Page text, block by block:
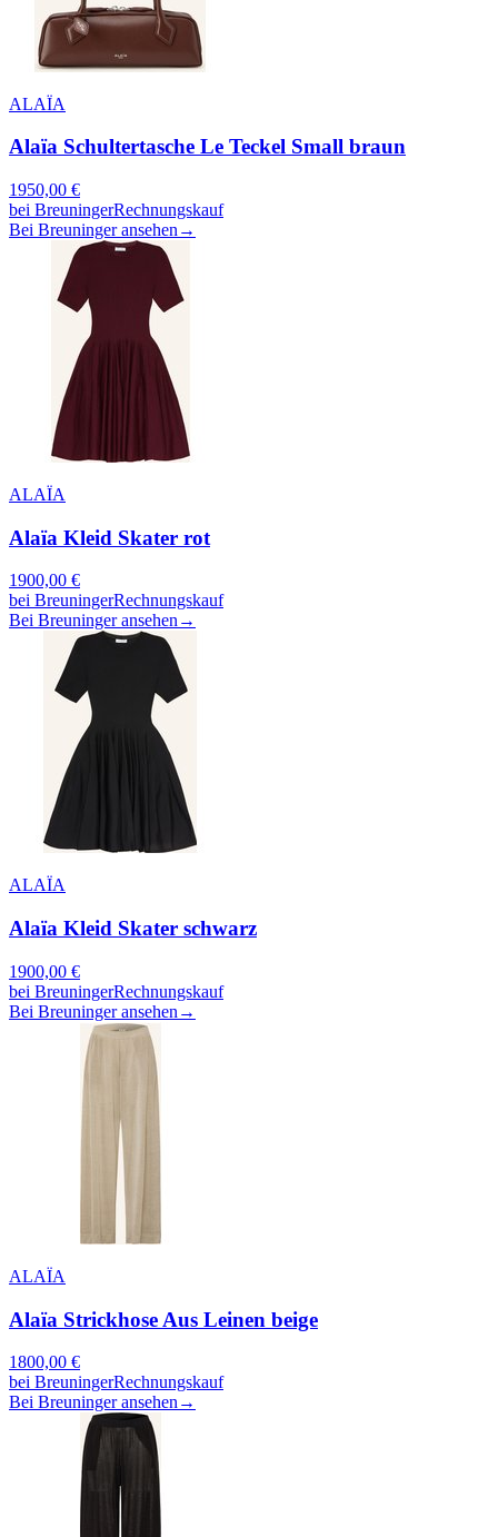
ALAÏA
Alaïa Schultertasche Le Teckel Small braun
1950,00 €
bei BreuningerRechnungskauf
Bei Breuninger ansehen →
ALAÏA
Alaïa Kleid Skater rot
1900,00 €
bei BreuningerRechnungskauf
Bei Breuninger ansehen →
ALAÏA
Alaïa Kleid Skater schwarz
1900,00 €
bei BreuningerRechnungskauf
Bei Breuninger ansehen →
ALAÏA
Alaïa Strickhose Aus Leinen beige
1800,00 €
bei BreuningerRechnungskauf
Bei Breuninger ansehen →